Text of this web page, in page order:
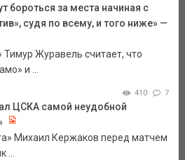
бороться за места начиная с
судя по всему, и того ниже» —
Журавель считает, что
и ...
410 7
ЦСКА самой неудобной
Михаил Кержаков перед матчем
...